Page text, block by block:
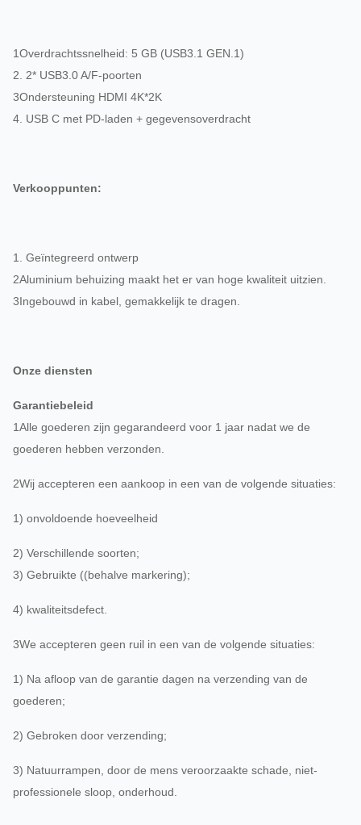
1Overdrachtssnelheid: 5 GB (USB3.1 GEN.1)
2. 2* USB3.0 A/F-poorten
3Ondersteuning HDMI 4K*2K
4. USB C met PD-laden + gegevensoverdracht
Verkooppunten:
1. Geïntegreerd ontwerp
2Aluminium behuizing maakt het er van hoge kwaliteit uitzien.
3Ingebouwd in kabel, gemakkelijk te dragen.
Onze diensten
Garantiebeleid
1Alle goederen zijn gegarandeerd voor 1 jaar nadat we de
goederen hebben verzonden.
2Wij accepteren een aankoop in een van de volgende situaties:
1) onvoldoende hoeveelheid
2) Verschillende soorten;
3) Gebruikte ((behalve markering);
4) kwaliteitsdefect.
3We accepteren geen ruil in een van de volgende situaties:
1) Na afloop van de garantie dagen na verzending van de
goederen;
2) Gebroken door verzending;
3) Natuurrampen, door de mens veroorzaakte schade, niet-
professionele sloop, onderhoud.